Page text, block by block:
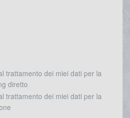
trattamento dei miei dati per la
diretto
trattamento dei miei dati per la